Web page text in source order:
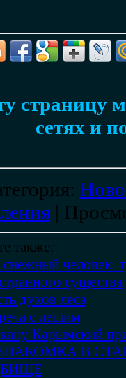
страницу
сетях и
:
|
также:
человек:
существа
духов леса
с лешим
Карымский
В